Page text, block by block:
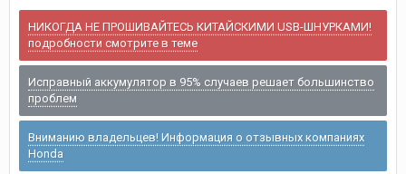
НИКОГДА НЕ ПРОШИВАЙТЕСЬ КИТАЙСКИМИ USB-ШНУРКАМИ!
подробности смотрите в теме
Исправный аккумулятор в 95% случаев решает большинство
проблем
Вниманию владельцев! Информация о отзывных компаниях
Honda